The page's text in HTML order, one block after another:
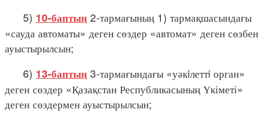
5) 10-баптың 2-тармағының 1) тармақшасындағы
«сауда автоматы» деген сөздер «автомат» деген сөзбен
ауыстырылсын;
6) 13-баптың 3-тармағындағы «уәкiлеттi орган»
деген сөздер «Қазақстан Республикасының Үкіметі»
деген сөздермен ауыстырылсын;